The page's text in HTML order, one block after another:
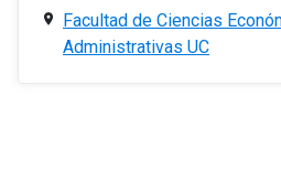
Facultad de Ciencias
Administrativas UC